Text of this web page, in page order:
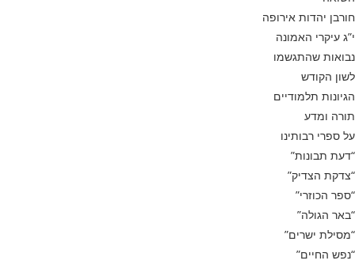
חורבן יהדות אירופה
י”ג עיקרי האמונה
נבואות שהתגשמו
לשון הקודש
הגיונות תלמודיים
תורה ומדע
על ספרי רבותינו
“דעת תבונות”
“צדקת הצדיק”
“ספר הכוזרי”
“באר הגולה”
“מסילת ישרים”
“נפש החיים”